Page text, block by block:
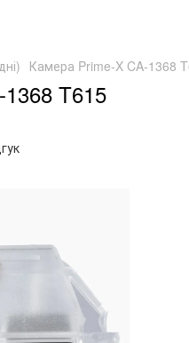
Камера Prime-X CA-1368
T615